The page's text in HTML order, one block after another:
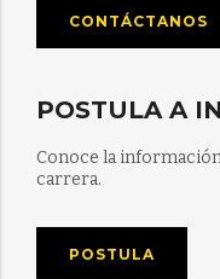
CONTÁCTANOS
POSTULA A
Conoce la
carrera.
POSTULA